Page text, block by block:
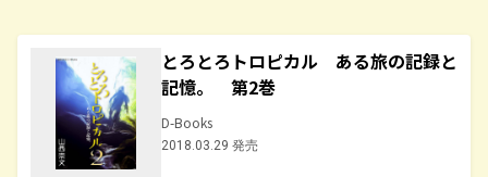
とろとろトロピカル ある旅の記録と
記憶。 第2巻
D-Books
2018.03.29 発売